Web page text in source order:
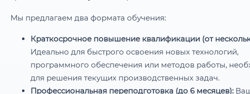
Мы предлагаем два формата обучения:
Краткосрочное повышение квалификации (от
Идеально для быстрого освоения новых технологий,
программного обеспечения или методов работы,
для решения текущих производственных задач.
Профессиональная переподготовка (до 6 месяцев):